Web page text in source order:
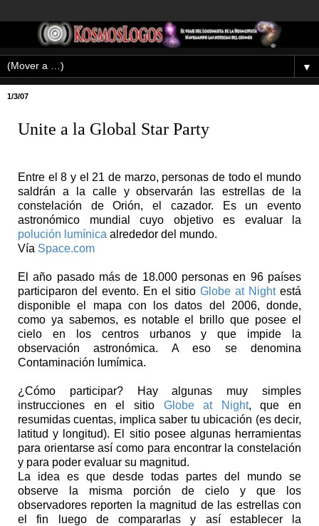
▼
1/3/07
Unite a la Global Star Party
Entre el 8 y el 21 de marzo, personas de todo el mundo
saldrán a la calle y observarán las estrellas de la
constelación de Orión, el cazador. Es un evento
astronómico mundial cuyo objetivo es evaluar la
polución lumínica alrededor del mundo.
Vía Space.com
El año pasado más de 18.000 personas en 96 países
participaron del evento. En el sitio Globe at Nightestá
disponible el mapa con los datos del 2006, donde,
como ya sabemos, es notable el brillo que posee el
cielo en los centros urbanos y que impide la
observación astronómica. A eso se denomina
Contaminación lumímica.
¿Cómo participar? Hay algunas muy simples
instrucciones en el sitio Globe at Night, que en
resumidas cuentas, implica saber tu ubicación (es decir,
latitud y longitud). El sitio posee algunas herramientas
para orientarse así como para encontrar la constelación
y para poder evaluar su magnitud.
La idea es que desde todas partes del mundo se
observe la misma porción de cielo y que los
observadores reporten la magnitud de las estrellas con
el fin luego de compararlas y así establecer la